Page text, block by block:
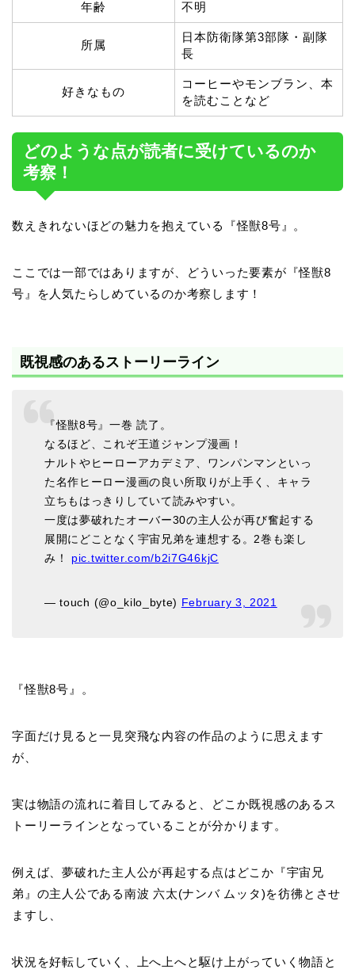
年齢 不明
所属
日本防衛隊第3部隊・副隊
長
好きなもの
コーヒーやモンブラン、本
を読むことなど
どのような点が読者に受けているのか
考察！
数えきれないほどの魅力を抱えている『怪獣8号』。
ここでは一部ではありますが、どういった要素が『怪獣8
号』を人気たらしめているのか考察します！
既視感のあるストーリーライン
『怪獣8号』一巻 読了。
なるほど、これぞ王道ジャンプ漫画！
ナルトやヒーローアカデミア、ワンパンマンといっ
た名作ヒーロー漫画の良い所取りが上手く、キャラ
立ちもはっきりしていて読みやすい。
一度は夢破れたオーバー30の主人公が再び奮起する
展開にどことなく宇宙兄弟を連想する。2巻も楽し
み！ pic.twitter.com/b2i7G46kjC
— touch (@o_kilo_byte) February 3, 2021
『怪獣8号』。
字面だけ見ると一見突飛な内容の作品のように思えます
が、
実は物語の流れに着目してみると、どこか既視感のあるス
トーリーラインとなっていることが分かります。
例えば、夢破れた主人公が再起する点はどこか『宇宙兄
弟』の主人公である南波 六太(ナンバ ムッタ)を彷彿とさせ
ますし、
状況を好転していく、上へ上へと駆け上がっていく物語と